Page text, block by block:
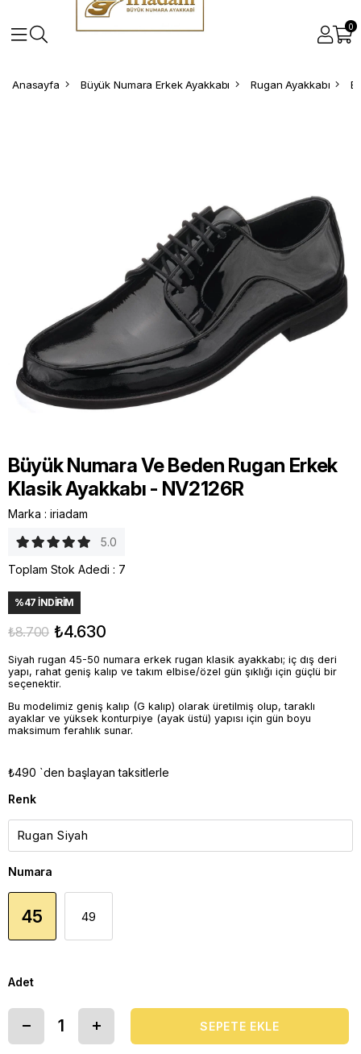
0
Anasayfa Büyük Numara Erkek Ayakkabı Rugan Ayakkabı
Büyük Numara Ve Beden Rugan Erkek
Klasik Ayakkabı - NV2126R
Marka : iriadam
5.0
Toplam Stok Adedi : 7
%47 İNDIRIM
₺8.700 ₺4.630
Siyah rugan 45-50 numara erkek rugan klasik ayakkabı; iç dış deri
yapı, rahat geniş kalıp ve takım elbise/özel gün şıklığı için güçlü bir
seçenektir.
Bu modelimiz geniş kalıp (G kalıp) olarak üretilmiş olup, taraklı
ayaklar ve yüksek konturpiye (ayak üstü) yapısı için gün boyu
maksimum ferahlık sunar.
₺490 `den başlayan taksitlerle
Renk
Numara
45 49
Adet